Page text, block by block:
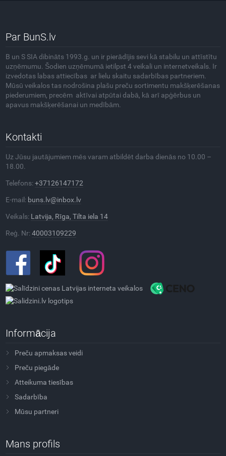
Par BunS.lv
B un S SIA dibināts 1993.g. un ir pierādījis sevi kā stabilu un attīstītu
uzņēmumu. Šodien uzņēmumā ietilpst 4 veikali un internetveikals. Ir
izvedotas labas attiecības ar lielu skaitu sadarbības partneriem.
Mūsū veikalos tas nodrošina plašu preču sortimentu makšķerēšanas
piederumiem, precēm aktīvai atpūtai dabā, kā arī apģērbus un
apavus makšķerēšanai un medībām.
Kontakti
Uz Jūsu jautājumiem mēs varam atbildēt darba dienās no 10.00 –
18.00.
Telefons:+37126147172
E-mail: buns.lv@inbox.lv
Veikals: Latvija, Rīga, Tilta iela 14
Reģ. Nr:40003109229
Informācija
Preču apmaksas veidi
Preču piegāde
Atteikuma tiesības
Sadarbība
Mūsu partneri
Mans profils